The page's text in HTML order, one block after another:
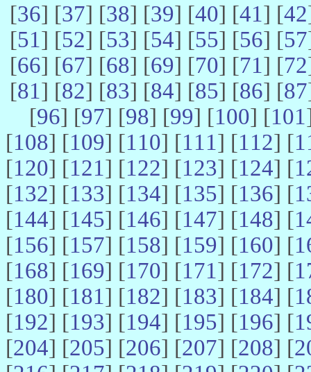
[36] [37] [38] [39] [40] [41] [42
[51] [52] [53] [54] [55] [56] [57
[66] [67] [68] [69] [70] [71] [72
[81] [82] [83] [84] [85] [86] [87
[96] [97] [98] [99] [100] [101
[108] [109] [110] [111] [112] [
[120] [121] [122] [123] [124] [
[132] [133] [134] [135] [136] [
[144] [145] [146] [147] [148] [
[156] [157] [158] [159] [160] [
[168] [169] [170] [171] [172] [
[180] [181] [182] [183] [184] [
[192] [193] [194] [195] [196] [
[204] [205] [206] [207] [208] [